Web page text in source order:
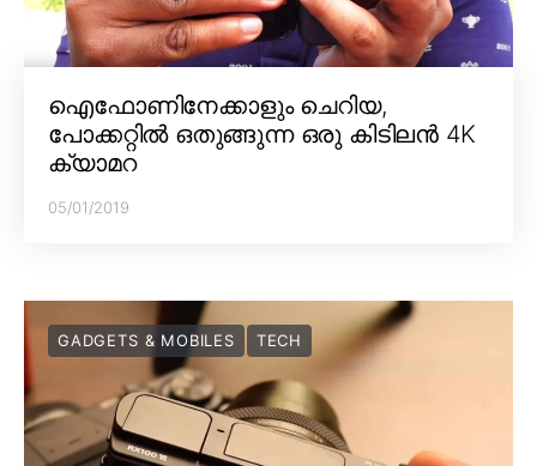
ഐഫോണിനേക്കാളും ചെറിയ,
പോക്കറ്റിൽ ഒതുങ്ങുന്ന ഒരു കിടിലൻ 4K
ക്യാമറ
05/01/2019
GADGETS & MOBILES TECH